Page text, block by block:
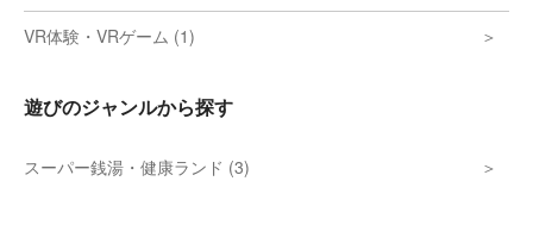
VR体験・VRゲーム (1)
遊びのジャンルから探す
スーパー銭湯・健康ランド (3)